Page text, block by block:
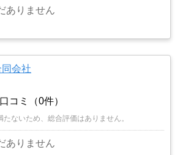
ありません
会社
口コミ（0件）
ないため、総合評価はありません。
ありません